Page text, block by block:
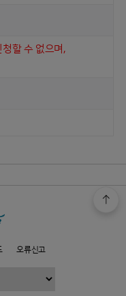
할 수 없으며,
오류신고